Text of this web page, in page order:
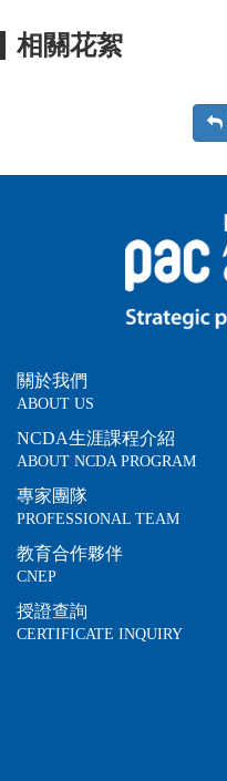
相關花絮
關於我們
ABOUT US
NCDA生涯課程介紹
ABOUT NCDA PROGRAM
專家團隊
PROFESSIONAL TEAM
教育合作夥伴
CNEP
授證查詢
CERTIFICATE INQUIRY